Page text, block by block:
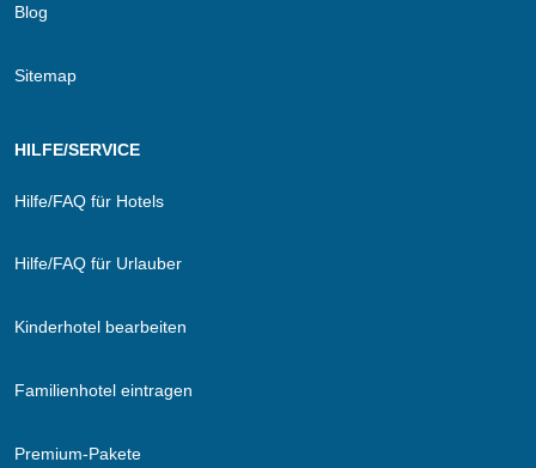
Blog
Sitemap
HILFE/SERVICE
Hilfe/FAQ für Hotels
Hilfe/FAQ für Urlauber
Kinderhotel bearbeiten
Familienhotel eintragen
Premium-Pakete